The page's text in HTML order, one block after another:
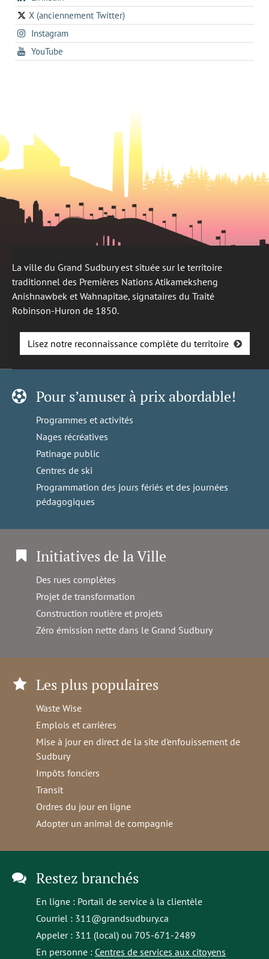
onglet
a
new
tab
in
a
new
X (anciennement Twitter)
s'ouvre
dans
un
nouvel
Instagrams'ouvre
dans
un
YouTube
dans
La ville du Grand Sudbury est située sur le territoire
traditionnel des Premières Nations Atikameksheng
Anishnawbek et Wahnapitae, signataires du Traité
Robinson-Huron de 1850.
Lisez notre reconnaissance complète du territoire
Pour s’amuser à prix abordable!
Programmes et activités
Nages récréatives
Patinage public
Centres de ski
Programmation des jours fériés et des journées
pédagogiques
Initiatives de la Ville
Des rues complètes
Projet de transformation
Construction routière et projets
Zéro émission nette dans le Grand Sudbury
Les plus populaires
Waste Wise
Emplois et carrières
Mise à jour en direct de la site d'enfouissement de
Sudbury
Impôts fonciers
Transit
Ordres du jour en ligne
Adopter un animal de compagnie
Restez branchés
En ligne : Portail de service à la clientèle
Courriel : 311@grandsudbury.ca
Appeler : 311 (local) ou 705-671-2489
En personne : Centres de services aux citoyens